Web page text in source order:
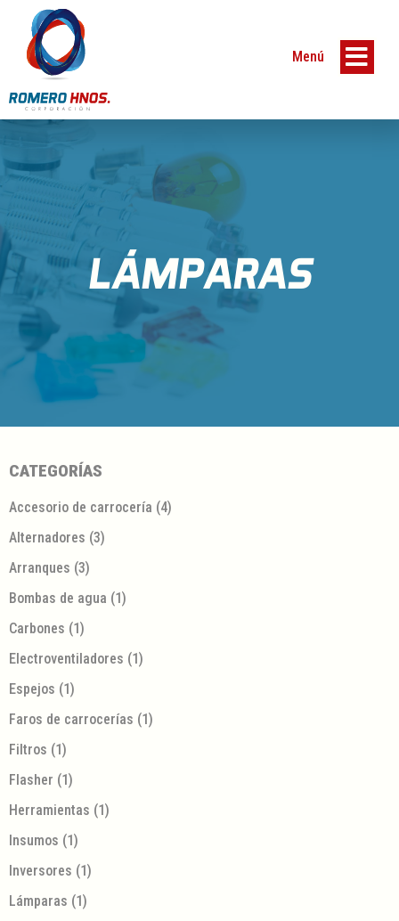
Menú
LÁMPARAS
CATEGORÍAS
Accesorio de carrocería (4)
Alternadores (3)
Arranques (3)
Bombas de agua (1)
Carbones (1)
Electroventiladores (1)
Espejos (1)
Faros de carrocerías (1)
Filtros (1)
Flasher (1)
Herramientas (1)
Insumos (1)
Inversores (1)
Lámparas (1)